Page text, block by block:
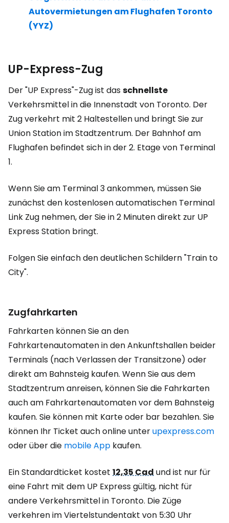
Autovermietungen am Flughafen Toronto
(YYZ)
UP-Express-Zug
Der "UP Express"-Zug ist dasschnellste
Verkehrsmittel in die Innenstadt von Toronto. Der
Zug verkehrt mit 2 Haltestellen und bringt Sie zur
Union Station im Stadtzentrum. Der Bahnhof am
Flughafen befindet sich in der 2. Etage von Terminal
1.
Wenn Sie am Terminal 3 ankommen, müssen Sie
zunächst den kostenlosen automatischen Terminal
Link Zug nehmen, der Sie in 2 Minuten direkt zur UP
Express Station bringt.
Folgen Sie einfach den deutlichen Schildern "Train to
City".
Zugfahrkarten
Fahrkarten können Sie an den
Fahrkartenautomaten in den Ankunftshallen beider
Terminals (nach Verlassen der Transitzone) oder
direkt am Bahnsteig kaufen. Wenn Sie aus dem
Stadtzentrum anreisen, können Sie die Fahrkarten
auch am Fahrkartenautomaten vor dem Bahnsteig
kaufen. Sie können mit Karte oder bar bezahlen. Sie
können Ihr Ticket auch online unterupexpress.com
oder über die mobile App kaufen.
Ein Standardticket kostet 12,35 Cadund ist nur für
eine Fahrt mit dem UP Express gültig, nicht für
andere Verkehrsmittel in Toronto. Die Züge
verkehren im Viertelstundentakt von 5:30 Uhr